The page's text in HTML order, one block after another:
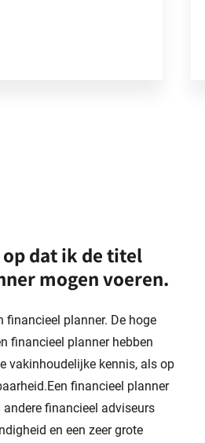
dat ik de titel
mogen voeren.
financieel planner. De hoge
financieel planner hebben
vakinhoudelijke kennis, als op
financieel planner
financieel adviseurs
en een zeer grote